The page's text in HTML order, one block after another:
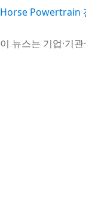
Horse Powertrain
이 뉴스는 기업·기